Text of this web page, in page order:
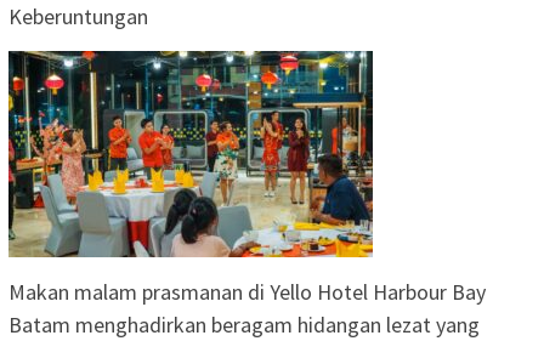
Keberuntungan
Makan malam prasmanan di Yello Hotel Harbour Bay
Batam menghadirkan beragam hidangan lezat yang